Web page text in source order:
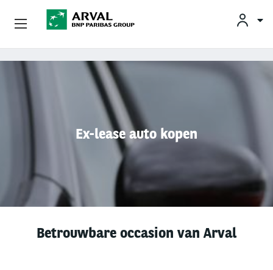
Overslaan en naar de inhoud gaan
Ex-lease auto kopen
Betrouwbare occasion van Arval
Zakelijk Leasen
Klantenservice